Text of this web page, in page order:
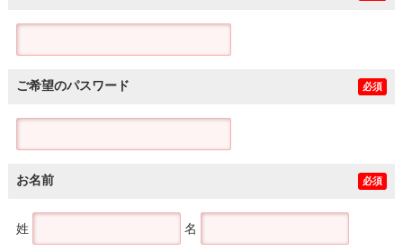
ご希望のパスワード 必須
お名前 必須
姓 名